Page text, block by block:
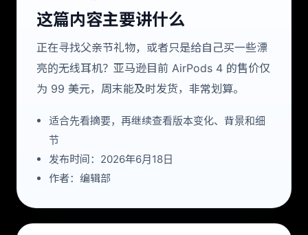
这篇内容主要讲什么
正在寻找父亲节礼物，或者只是给自己买一些漂
亮的无线耳机？亚马逊目前 AirPods 4 的售价仅
为 99 美元，周末能及时发货，非常划算。
适合先看摘要，再继续查看版本变化、背景和细
节
发布时间：2026年6月18日
作者：编辑部